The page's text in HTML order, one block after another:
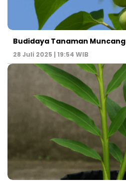
Budidaya Tanaman Muncang
28 Juli 2025 | 19:54 WIB